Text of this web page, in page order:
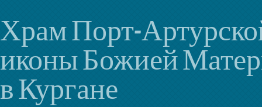
Храм Порт-
иконы Божией
в Кургане